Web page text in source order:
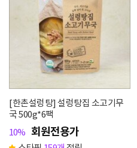
[한촌설렁탕] 설렁탕집 소고기무
국 500g*6팩
10% 회원전용가